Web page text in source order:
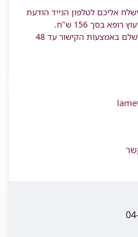
אליכם לטלפון הנייד הודעת
על מנת להבטיח את התור, יש לשלם באמצעות הקישור עד 48